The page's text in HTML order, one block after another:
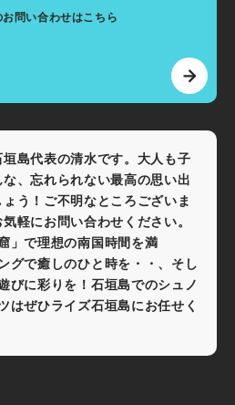
問い合わせはこちら
垣島代表の清水です。大人も子
、忘れられない最高の思い出
う！ご不明なところございま
軽にお問い合わせください。
」で理想の南国時間を満
グで癒しのひと時を・・、そし
びに彩りを！石垣島でのシュノ
はぜひライズ石垣島にお任せく